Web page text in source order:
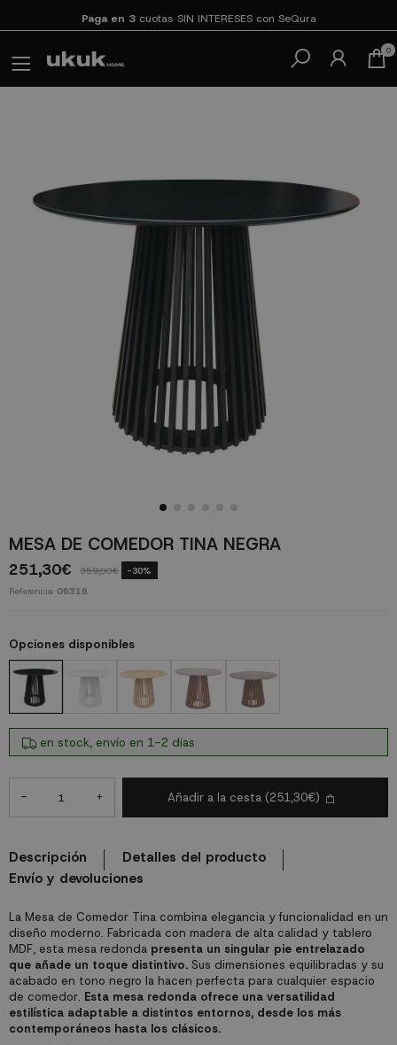
Paga en 3cuotas SIN INTERESES con SeQura
0
MESA DE COMEDOR TINA NEGRA
251,30€ 359,00€ -30%
Referencia 06316
La Mesa de Comedor Tina combina elegancia y funcionalidad en un
diseño moderno. Fabricada con madera de alta calidad y tablero
MDF, esta mesa redonda presenta un singular pie entrelazado
que añade un toque distintivo.Sus dimensiones equilibradas y su
acabado en tono negro la hacen perfecta para cualquier espacio
de comedor. Esta mesa redonda ofrece una versatilidad
estilística adaptable a distintos entornos, desde los más
contemporáneos hasta los clásicos.
Opciones disponibles
en stock, envío en 1-2 días
- + Añadir a la cesta (251,30€)
Descripción
Detalles del producto
Envío y devoluciones